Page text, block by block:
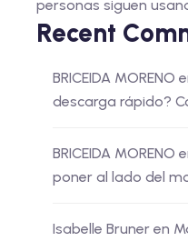
personas siguen
Recent
BRICEIDA MORENO
descarga rápido?
BRICEIDA MORENO
poner al lado del
Isabelle Bruner en